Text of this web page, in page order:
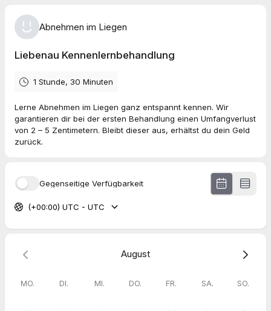
Abnehmen im Liegen
Liebenau Kennenlernbehandlung
1 Stunde, 30 Minuten
Lerne Abnehmen im Liegen ganz entspannt kennen. Wir
garantieren dir bei der ersten Behandlung einen Umfangverlust
von 2 – 5 Zentimetern. Bleibt dieser aus, erhältst du dein Geld
zurück.
Gegenseitige Verfügbarkeit
(+00:00) UTC - UTC
August
MO. DI. MI. DO. FR. SA. SO.